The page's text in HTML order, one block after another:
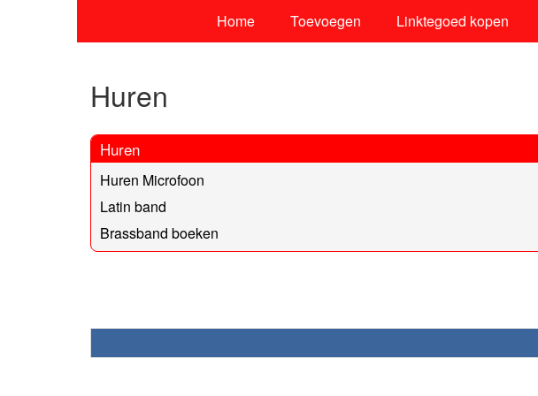
Home Toevoegen Linktegoed kopen
Huren
Huren
Huren Microfoon
Latin band
Brassband boeken